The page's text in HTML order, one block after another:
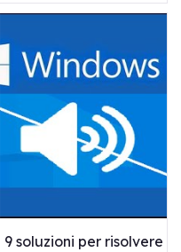
9 soluzioni per risolvere